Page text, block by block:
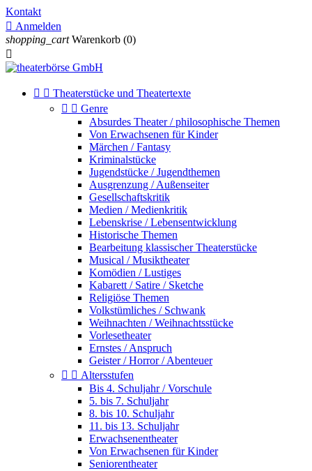
Kontakt
 Anmelden
shopping_cart Warenkorb (0)

  Theaterstücke und Theatertexte
  Genre
Absurdes Theater / philosophische Themen
Von Erwachsenen für Kinder
Märchen / Fantasy
Kriminalstücke
Jugendstücke / Jugendthemen
Ausgrenzung / Außenseiter
Gesellschaftskritik
Medien / Medienkritik
Lebenskrise / Lebensentwicklung
Historische Themen
Bearbeitung klassischer Theaterstücke
Musical / Musiktheater
Komödien / Lustiges
Kabarett / Satire / Sketche
Religiöse Themen
Volkstümliches / Schwank
Weihnachten / Weihnachtsstücke
Vorlesetheater
Ernstes / Anspruch
Geister / Horror / Abenteuer
  Altersstufen
Bis 4. Schuljahr / Vorschule
5. bis 7. Schuljahr
8. bis 10. Schuljahr
11. bis 13. Schuljahr
Erwachsenentheater
Von Erwachsenen für Kinder
Seniorentheater